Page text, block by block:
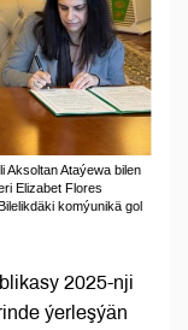
Aksoltan Ataýewa bilen
Elizabet Flores
komýunikä gol
2025-nji
ýerleşýän